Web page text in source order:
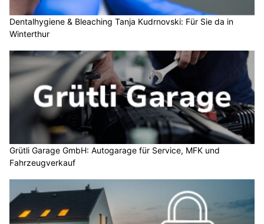
Dentalhygiene & Bleaching Tanja Kudrnovski: Für Sie da in
Winterthur
Grütli Garage GmbH: Autogarage für Service, MFK und
Fahrzeugverkauf